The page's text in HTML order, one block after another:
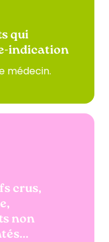
qui
indication
médecin.
crus,
non